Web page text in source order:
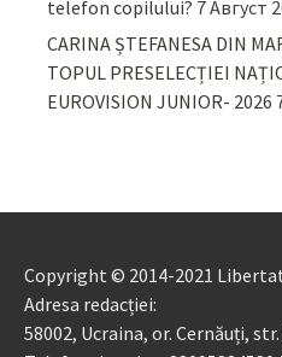
telefon copilului? 7 Август
CARINA ȘTEFANESA DIN
TOPUL PRESELECȚIEI
EUROVISION JUNIOR- 2026
Copyright © 2014-2021
Adresa redacției:
58002, Ucraina, or. Cernăuți,